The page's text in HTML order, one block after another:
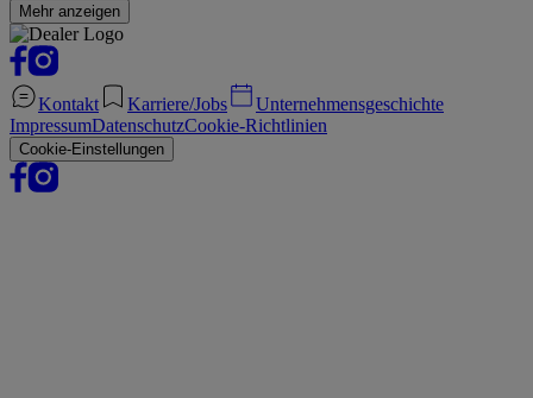
Mehr anzeigen
Kontakt Karriere/Jobs
Unternehmensgeschichte
ImpressumDatenschutzCookie-Richtlinien
Cookie-Einstellungen